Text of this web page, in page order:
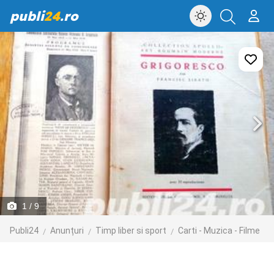
publi24.ro
1 / 9
Publi24 Anunțuri Timp liber si sport Carti - Muzica - Filme